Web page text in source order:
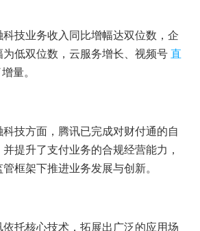
技业务收入同比增幅达双位数，企
低双位数，云服务增长、视频号直
量。
技方面，腾讯已完成对财付通的自
提升了支付业务的合规经营能力，
框架下推进业务发展与创新。
托核心技术，拓展出广泛的应用场